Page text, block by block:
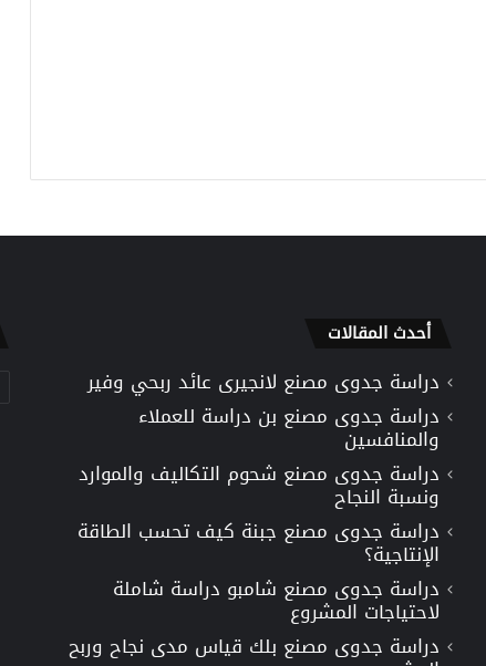
أحدث المقالات
دراسة جدوى مصنع لانجيرى عائد ربحي وفير
دراسة جدوى مصنع بن دراسة للعملاء
والمنافسين
دراسة جدوى مصنع شحوم التكاليف والموارد
ونسبة النجاح
دراسة جدوى مصنع جبنة كيف تحسب الطاقة
الإنتاجية؟
دراسة جدوى مصنع شامبو دراسة شاملة
لاحتياجات المشروع
دراسة جدوى مصنع بلك قياس مدى نجاح وربح